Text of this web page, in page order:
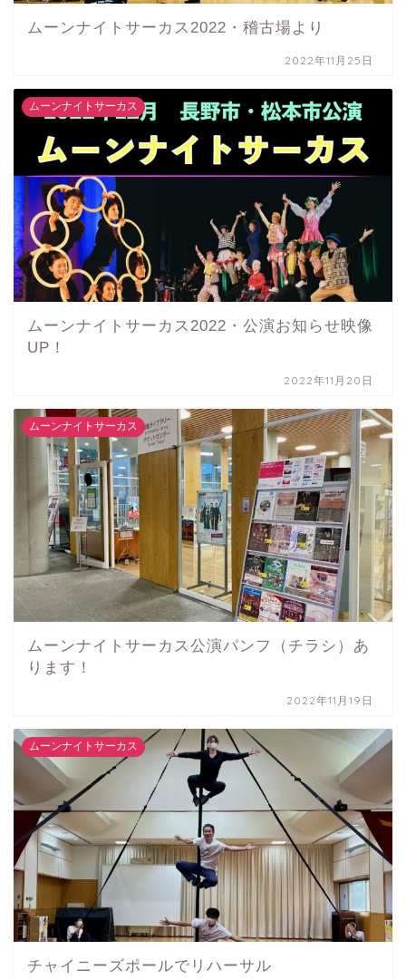
ムーンナイトサーカス2022・稽古場より
2022年11月25日
ムーンナイトサーカス
ムーンナイトサーカス2022・公演お知らせ映像
UP！
2022年11月20日
ムーンナイトサーカス
ムーンナイトサーカス公演パンフ（チラシ）あ
ります！
2022年11月19日
ムーンナイトサーカス
チャイニーズポールでリハーサル